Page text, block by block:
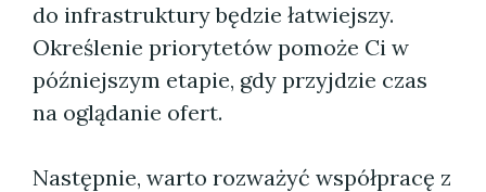
do infrastruktury będzie łatwiejszy.
Określenie priorytetów pomoże Ci w
późniejszym etapie, gdy przyjdzie czas
na oglądanie ofert.
Następnie, warto rozważyć współpracę z